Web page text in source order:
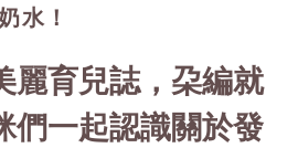
水！
麗育兒誌，朶編就
們一起認識關於發